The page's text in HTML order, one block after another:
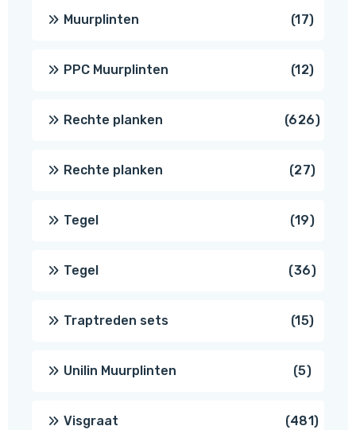
Muurplinten 1717
PPC Muurplinten 1212
Rechte planken 626626
Rechte planken 2727
Tegel 1919
Tegel 3636
Traptreden sets 1515
Unilin Muurplinten 55
Visgraat 481481